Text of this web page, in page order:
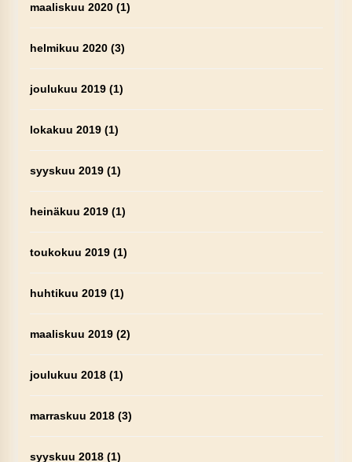
maaliskuu 2020(1)
helmikuu 2020(3)
joulukuu 2019(1)
lokakuu 2019(1)
syyskuu 2019(1)
heinäkuu 2019(1)
toukokuu 2019(1)
huhtikuu 2019(1)
maaliskuu 2019(2)
joulukuu 2018(1)
marraskuu 2018(3)
syyskuu 2018(1)